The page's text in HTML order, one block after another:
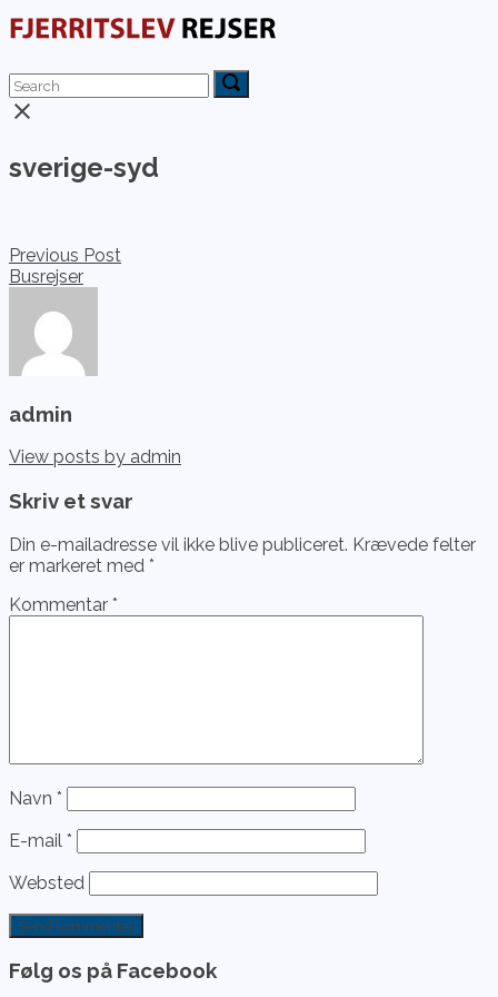
Skip
to
Menu
Search
for:
Search
for:
Search
Close
sverige-syd
Indlægsnavigation
Previous Post
Busrejser
admin
View posts by admin
Skriv et svar
Din e-mailadresse vil ikke blive publiceret. Krævede felter
er markeret med *
Kommentar *
Navn *
E-mail *
Websted
Følg os på Facebook